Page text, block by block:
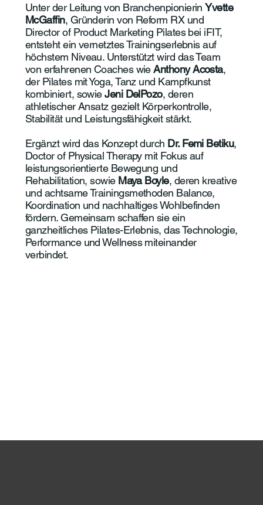
Unter der Leitung von BranchenpionierinYvette
McGaffin, Gründerin von Reform RX und
Director of Product Marketing Pilates bei iFIT,
entsteht ein vernetztes Trainingserlebnis auf
höchstem Niveau. Unterstützt wird das Team
von erfahrenen Coaches wieAnthony Acosta,
der Pilates mit Yoga, Tanz und Kampfkunst
kombiniert, sowieJeni DelPozo, deren
athletischer Ansatz gezielt Körperkontrolle,
Stabilität und Leistungsfähigkeit stärkt.
Ergänzt wird das Konzept durch Dr. Femi Betiku,
Doctor of Physical Therapy mit Fokus auf
leistungsorientierte Bewegung und
Rehabilitation, sowie Maya Boyle, deren kreative
und achtsame Trainingsmethoden Balance,
Koordination und nachhaltiges Wohlbefinden
fördern. Gemeinsam schaffen sie ein
ganzheitliches Pilates-Erlebnis, das Technologie,
Performance und Wellness miteinander
verbindet.